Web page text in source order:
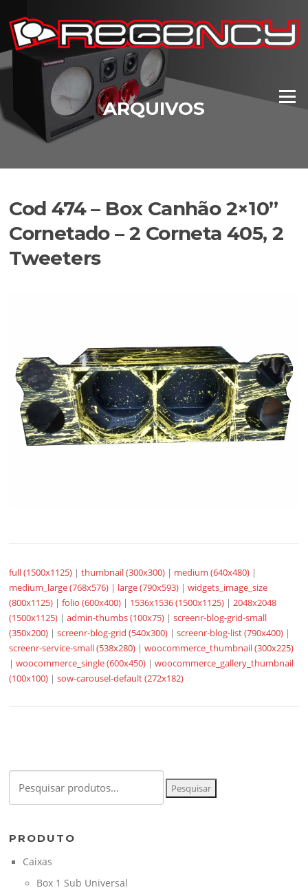
para
conteúdo
Menu
ARQUIVOS
Cod 474 – Box Canhão 2×10”
Cornetado – 2 Corneta 405, 2
Tweeters
full (1500x1125) |thumbnail (300x300) | medium (640x480) |
medium_large (768x576) | large (790x593) |widgets_image_size
(800x1125) |folio (600x400) | 1536x1536 (1500x1125) |2048x2048
(1500x1125) |admin-thumbs (100x75) |screenr-blog-grid-small
(350x200) |screenr-blog-grid (540x300) |screenr-blog-list (790x400) |
screenr-service-small (538x280) |woocommerce_thumbnail (300x225)
|woocommerce_single (600x450) |woocommerce_gallery_thumbnail
(100x100) |sow-carousel-default (272x182)
por:
Pesquisar
PRODUTO
Caixas
Box 1 Sub Universal